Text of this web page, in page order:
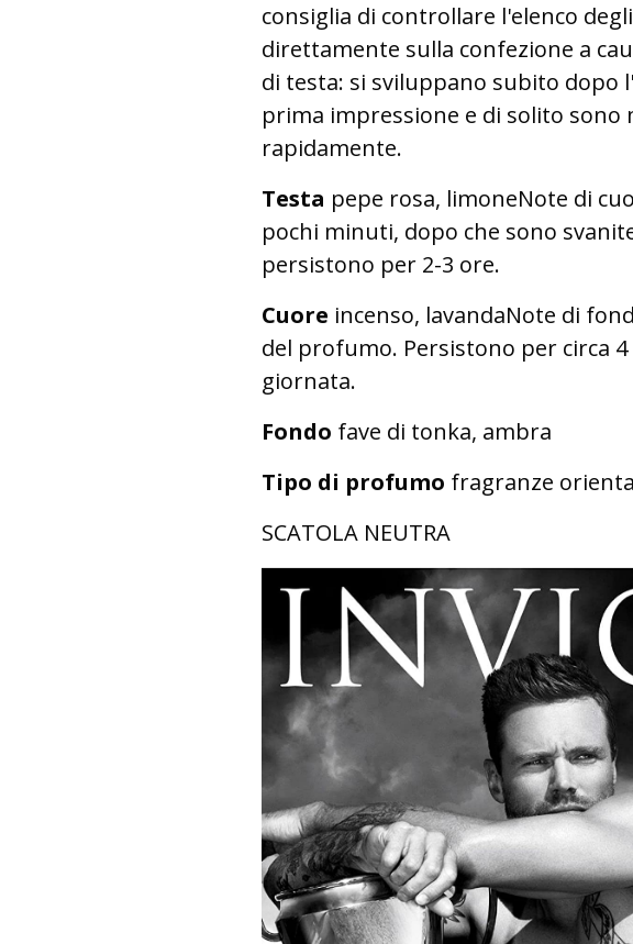
consiglia di controllare l'elenco
direttamente sulla confezione a
di testa: si sviluppano subito dopo
prima impressione e di solito sono
rapidamente.
Testa pepe rosa, limoneNote di
pochi minuti, dopo che sono
persistono per 2-3 ore.
Cuore incenso, lavandaNote di
del profumo. Persistono per circa
giornata.
Fondo fave di tonka, ambra
Tipo di profumo fragranze
SCATOLA NEUTRA